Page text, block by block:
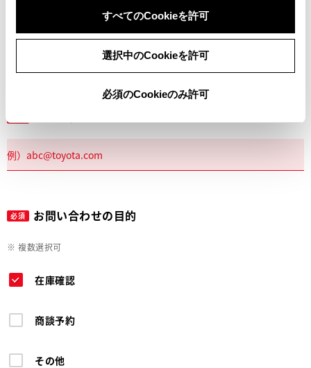
すべてのCookieを許可
選択中のCookieを許可
必須のCookieのみ許可
必須 お問い合わせの目的
※ 複数選択可
在庫確認
商談予約
その他